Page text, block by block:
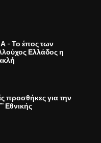
- Το έπος των
Ελλάδος η
προσθήκες για την
Εθνικής